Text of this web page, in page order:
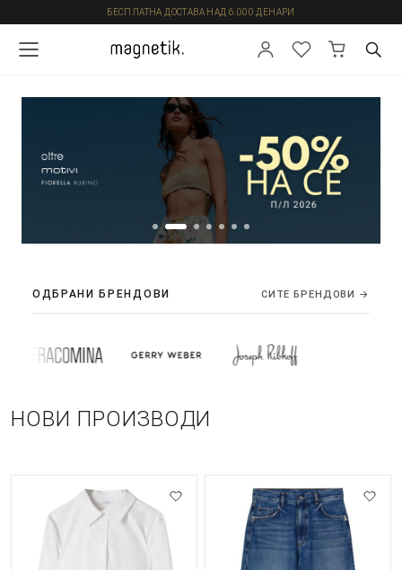
БЕСПЛАТНА ДОСТАВА НАД 6.000 ДЕНАРИ
ОДБРАНИ БРЕНДОВИ СИТЕ БРЕНДОВИ →
НОВИ ПРОИЗВОДИ